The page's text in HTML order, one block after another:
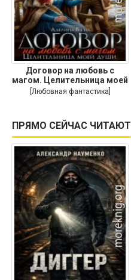
Договор на любовь с
магом. Целительница моей
души
[Любовная фантастика]
ПРЯМО СЕЙЧАС ЧИТАЮТ